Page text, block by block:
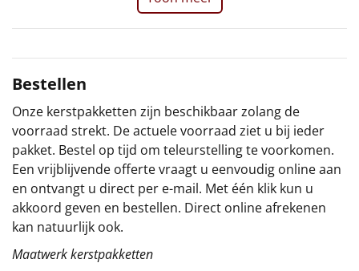
Doe het zelf
Sinterklaaspakketten
Particulier
Kerstgeschenken 2026
Relatiegeschenken
Cadeaubon
Bestellen
Onze kerstpakketten zijn beschikbaar zolang de
voorraad strekt. De actuele voorraad ziet u bij ieder
pakket. Bestel op tijd om teleurstelling te voorkomen.
Een vrijblijvende offerte vraagt u eenvoudig online aan
en ontvangt u direct per e-mail. Met één klik kun u
akkoord geven en bestellen. Direct online afrekenen
kan natuurlijk ook.
Maatwerk kerstpakketten